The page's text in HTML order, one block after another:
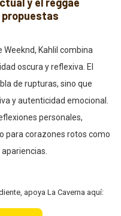
Weeknd, Kahlil combina
oscura y reflexiva. El
de rupturas, sino que
y autenticidad emocional.
personales,
para corazones rotos como
apoya La Caverna aquí: